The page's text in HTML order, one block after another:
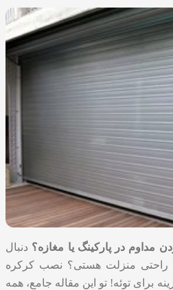
مداوم در پارکینگ یا مغازه؟ دنبال
راحتی منزلت هستی؟ نصب کرکره
برای توئه! تو این مقاله جامع، همه